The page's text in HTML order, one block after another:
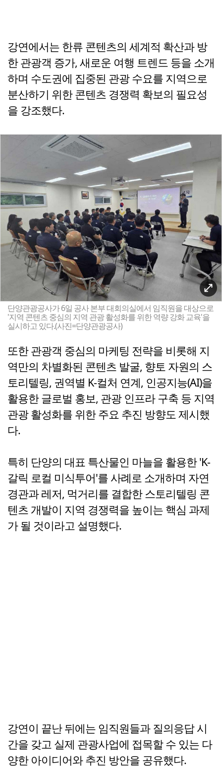
강연에서는 한류 콘텐츠의 세계적 확산과 방
한 관광객 증가, 새로운 여행 트렌드 등을 소개
하며 수도권에 집중된 관광 수요를 지역으로
분산하기 위한 콘텐츠 경쟁력 확보의 필요성
을 강조했다.
단양관광공사가 6일 공사 본부 대회의실에서 임직원을 대상으로
'지역 콘텐츠 중심의 지역 관광 활성화를 위한 역량 강화 교육'을
실시하고 있다.(사진=단양관광공사)
또한 관광객 중심의 마케팅 전략을 비롯해 지
역만의 차별화된 콘텐츠 발굴, 향토 자원의 스
토리텔링, 권역별 K-컬처 연계, 인공지능(AI)을
활용한 글로벌 홍보, 관광 인프라 구축 등 지역
관광 활성화를 위한 주요 추진 방향도 제시했
다.
특히 단양의 대표 특산물인 마늘을 활용한 'K-
갈릭 로컬 미식투어'를 사례로 소개하며 자연
경관과 레저, 먹거리를 결합한 스토리텔링 콘
텐츠 개발이 지역 경쟁력을 높이는 핵심 과제
가 될 것이라고 설명했다.
강연이 끝난 뒤에는 임직원들과 질의응답 시
간을 갖고 실제 관광사업에 접목할 수 있는 다
양한 아이디어와 추진 방안을 공유했다.